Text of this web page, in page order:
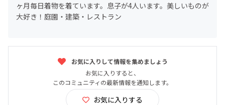
ヶ月毎日着物を着ています。息子が4人います。美しいものが
大好き！庭園・建築・レストラン
お気に入りして情報を集めましょう
お気に入りすると、
このコミュニティの最新情報を通知します。
お気に入りする